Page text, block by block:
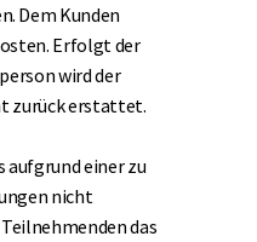
Dem Kunden
Erfolgt der
wird der
zurück erstattet.
aufgrund einer zu
nicht
das